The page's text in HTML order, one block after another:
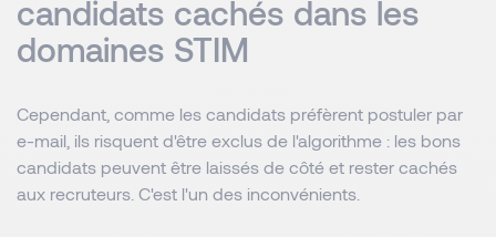
candidats cachés dans les
domaines STIM
Cependant, comme les candidats préfèrent postuler par
e-mail, ils risquent d'être exclus de l'algorithme : les bons
candidats peuvent être laissés de côté et rester cachés
aux recruteurs. C'est l'un des inconvénients.